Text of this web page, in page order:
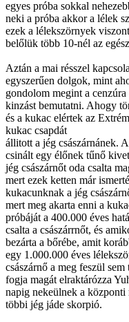
egyes próba sokkal
neki a próba akkor a lélek
ezek a lélekszörnyek
belőlük több 10-nél az
Aztán a mai résszel
egyszerűen dolgok, mint
gondolom megint a
kinzást bemutatni. Ahogy
és a kukac elértek az
kukac csapdát
állitott a jég császárnánek.
csinált egy élőnek tűnő
jég császárnőt oda csalta
mert ezek ketten már
kukacunknak a jég
mert meg akarta enni a
próbáját a 400.000 éves
csalta a császárrnőt, és
bezárta a bőrébe, amit
egy 1.000.000 éves
császárnő a meg feszül
fogja magát elraktárózza
napig nekeülnek a központi
többi jég jáde skorpió.